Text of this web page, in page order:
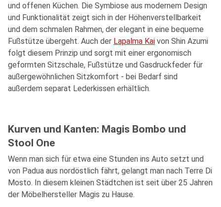
und offenen Küchen. Die Symbiose aus modernem Design
und Funktionalität zeigt sich in der Höhenverstellbarkeit
und dem schmalen Rahmen, der elegant in eine bequeme
Fußstütze übergeht. Auch der Lapalma Kai von Shin Azumi
folgt diesem Prinzip und sorgt mit einer ergonomisch
geformten Sitzschale, Fußstütze und Gasdruckfeder für
außergewöhnlichen Sitzkomfort - bei Bedarf sind
außerdem separat Lederkissen erhältlich.
Kurven und Kanten: Magis Bombo und
Stool One
Wenn man sich für etwa eine Stunden ins Auto setzt und
von Padua aus nordöstlich fährt, gelangt man nach Terre Di
Mosto. In diesem kleinen Städtchen ist seit über 25 Jahren
der Möbelhersteller Magis zu Hause.